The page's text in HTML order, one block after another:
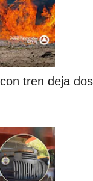
tren deja dos